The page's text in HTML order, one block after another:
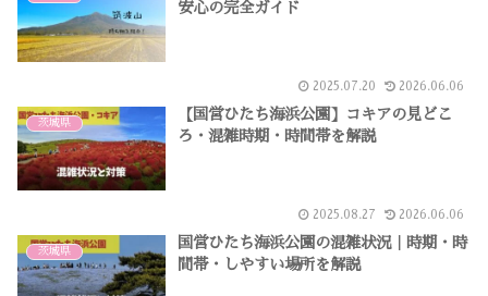
安心の完全ガイド
2025.07.20 2026.06.06
茨城県
【国営ひたち海浜公園】コキアの見どこ
ろ・混雑時期・時間帯を解説
2025.08.27 2026.06.06
茨城県
国営ひたち海浜公園の混雑状況｜時期・時
間帯・しやすい場所を解説